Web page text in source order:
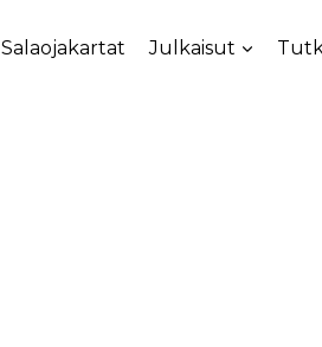
Salaojakartat Julkaisut